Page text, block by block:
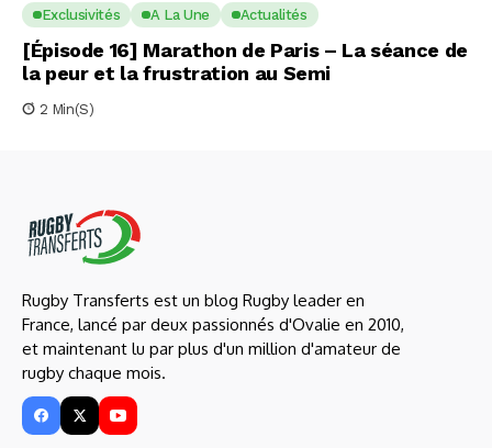
Exclusivités A La Une Actualités
[Épisode 16] Marathon de Paris – La séance de
la peur et la frustration au Semi
2 Min(s)
Rugby Transferts est un blog Rugby leader en
France, lancé par deux passionnés d'Ovalie en 2010,
et maintenant lu par plus d'un million d'amateur de
rugby chaque mois.